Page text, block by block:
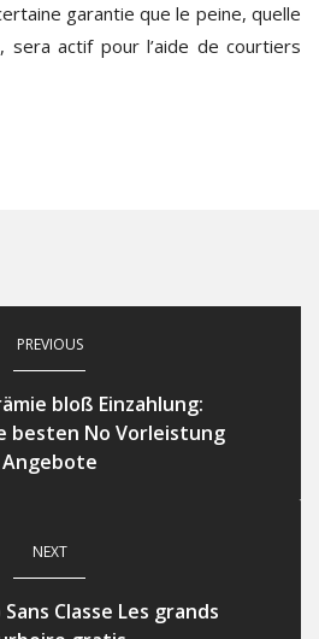
garantie que le peine, quelle
actif pour l’aide de courtiers
PREVIOUS
bloß Einzahlung:
besten No Vorleistung
Angebote
NEXT
Classe Les grands